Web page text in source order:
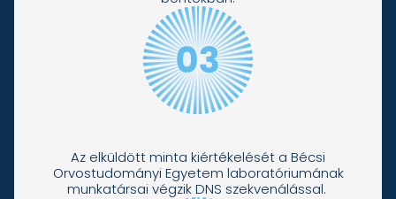
Az elküldött minta kiértékelését a Bécsi
Orvostudományi Egyetem laboratóriumának
munkatársai végzik DNS szekvenálással.